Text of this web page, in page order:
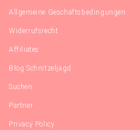
Allgemeine Geschäftsbedingungen
Widerrufsrecht
Affiliates
Blog Schnitzeljagd
Suchen
Partner
Privacy Policy